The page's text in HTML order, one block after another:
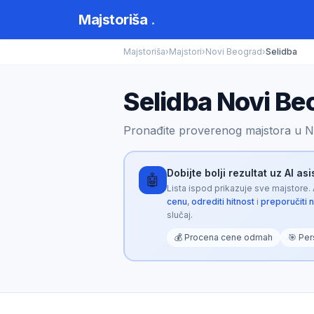
Majstoriša .
Majstoriša›Majstori›Novi Beograd›Selidba
Selidba Novi
Pronađite proverenog majstora u
🤖 Dobijte bolji rezultat uz AI
Lista ispod prikazuje sve majstore.
cenu, odrediti hitnosti preporučiti
slučaj.
💰 Procena cene odmah 🎯
🤖 Majstoriša AI